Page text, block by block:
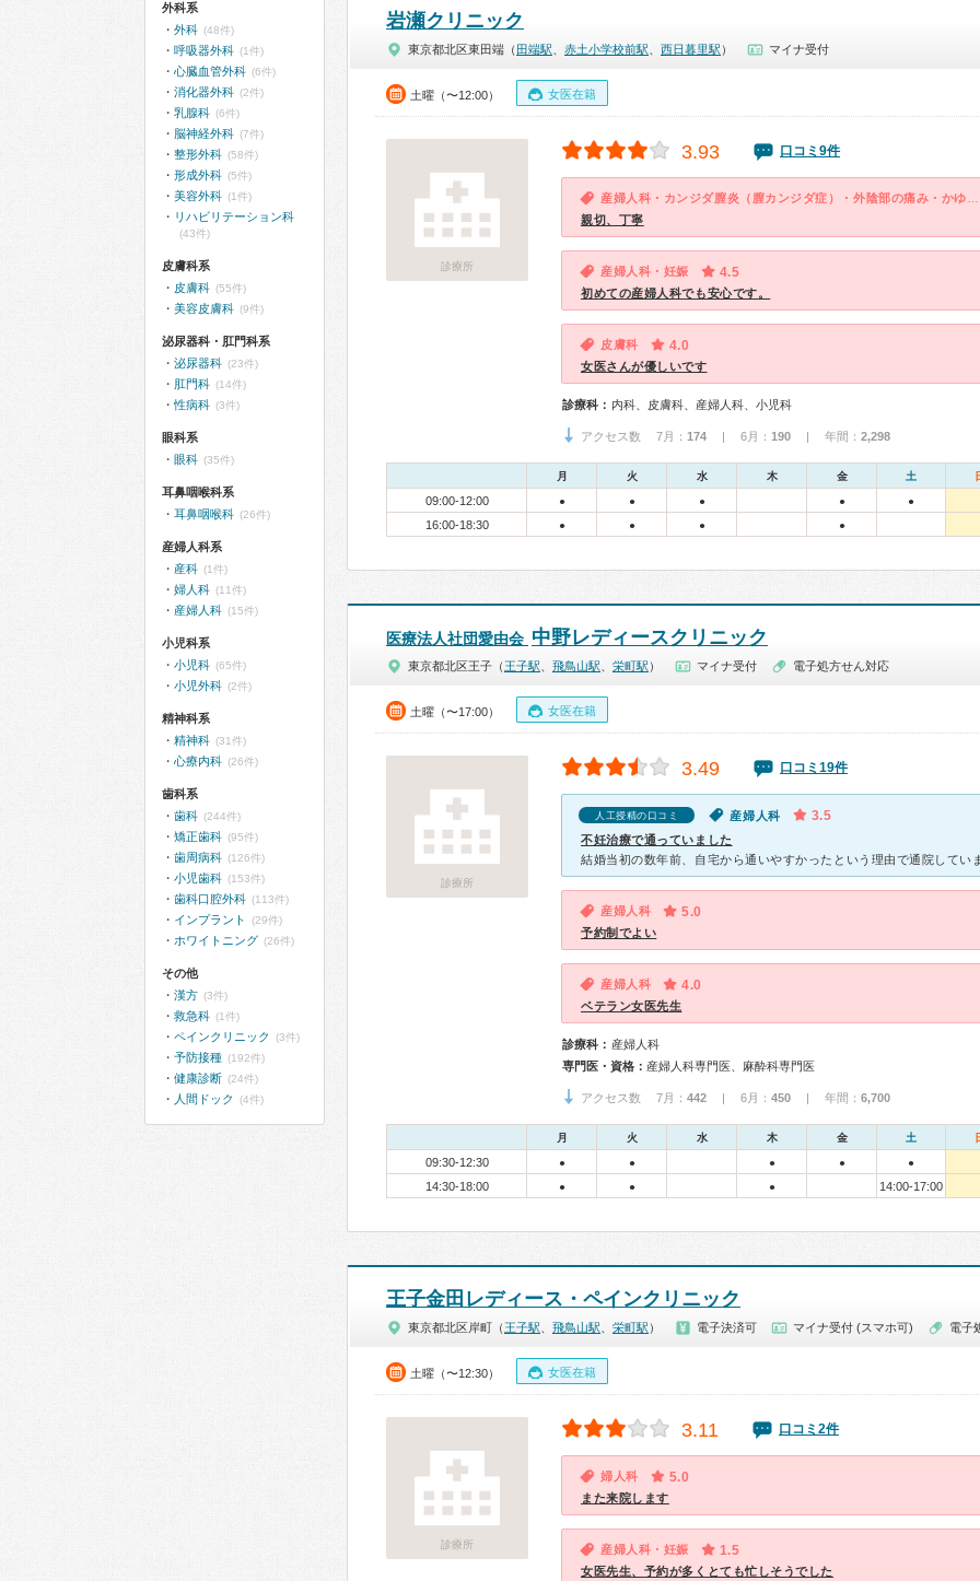
岩瀬クリニック
東京都北区東田端（ 田端駅 赤土小学校前駅 西日暮里駅 ） マイナ受付
土曜（〜12:00） 女医在籍
診療所
3.93 口コミ9件
親切、丁寧
産婦人科・妊娠 4.5
初めての産婦人科でも安心です。
皮膚科 4.0
女医さんが優しいです
診療科： 内科、皮膚科、産婦人科、小児科
アクセス数 7月： 174 | 6月： 190 | 年間： 2,298
月 火 水 木 金 土
09:00-12:00 ● ● ● ● ●
16:00-18:30 ● ● ● ●
医療法人社団愛由会 中野レディースクリニック
東京都北区王子（ 王子駅 飛鳥山駅 栄町駅 ） マイナ受付 電子処方せん対応
土曜（〜17:00） 女医在籍
診療所
3.49 口コミ19件
人工授精の口コミ 産婦人科 3.5
不妊治療で通っていました
産婦人科 5.0
予約制でよい
産婦人科 4.0
ベテラン女医先生
診療科： 産婦人科
専門医・資格： 産婦人科専門医、麻酔科専門医
アクセス数 7月： 442 | 6月： 450 | 年間： 6,700
月 火 水 木 金 土
09:30-12:30 ● ● ● ● ●
14:30-18:00 ● ● ● 14:00-17:00
王子金田レディース・ペインクリニック
東京都北区岸町（ 王子駅 飛鳥山駅 栄町駅 ） 電子決済可 マイナ受付 (スマホ可) 電子
土曜（〜12:30） 女医在籍
診療所
3.11 口コミ2件
婦人科 5.0
また来院します
産婦人科・妊娠 1.5
女医先生、予約が多くとても忙しそうでした
外科系
外科 (48件)
呼吸器外科 (1件)
心臓血管外科 (6件)
消化器外科 (2件)
乳腺科 (6件)
脳神経外科 (7件)
整形外科 (58件)
形成外科 (5件)
美容外科 (1件)
リハビリテーション科
(43件)
皮膚科系
皮膚科 (55件)
美容皮膚科 (9件)
泌尿器科・肛門科系
泌尿器科 (23件)
肛門科 (14件)
性病科 (3件)
眼科系
眼科 (35件)
耳鼻咽喉科系
耳鼻咽喉科 (26件)
産婦人科系
産科 (1件)
婦人科 (11件)
産婦人科 (15件)
小児科系
小児科 (65件)
小児外科 (2件)
精神科系
精神科 (31件)
心療内科 (26件)
歯科系
歯科 (244件)
矯正歯科 (95件)
歯周病科 (126件)
小児歯科 (153件)
歯科口腔外科 (113件)
インプラント (29件)
ホワイトニング (26件)
その他
漢方 (3件)
救急科 (1件)
ペインクリニック (3件)
予防接種 (192件)
健康診断 (24件)
人間ドック (4件)